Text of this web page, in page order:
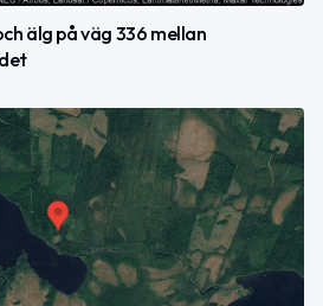
älg på väg 336 mellan